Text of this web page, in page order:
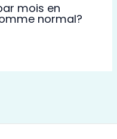
mois en
normal?